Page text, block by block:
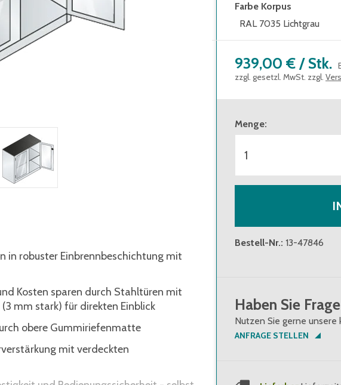
in robuster Einbrennbeschichtung mit
Kosten sparen durch Stahltüren mit
mm stark) für direkten Einblick
obere Gummiriefenmatte
mit verdeckten
Farbe Korpus
RAL 7035 Lichtgrau
939,00 € / Stk.
zzgl. gesetzl. MwSt. zzgl.
Menge:
Bestell-Nr.: 13-47846
Haben Sie
Nutzen Sie gerne unsere
ANFRAGE STELLEN